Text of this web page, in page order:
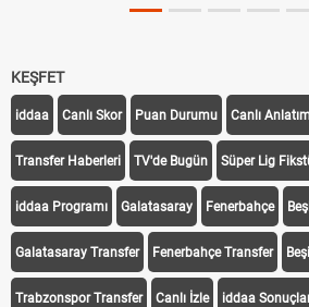
KEŞFET
iddaa Canlı Skor Puan Durumu Canlı
Transfer Haberleri TV'de Bugün Süper Lig
iddaa Programı Galatasaray Fenerbahçe
Galatasaray Transfer Fenerbahçe Transfer
Trabzonspor Transfer Canlı İzle iddaa